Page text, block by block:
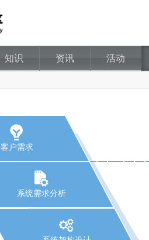
知识 资讯 活动
客户需求
系统需求分析